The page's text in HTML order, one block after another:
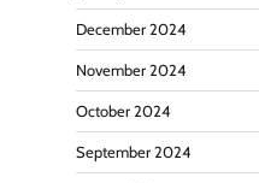
December 2024
November 2024
October 2024
September 2024